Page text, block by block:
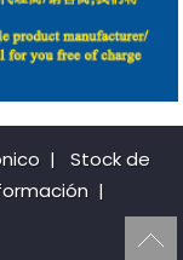
|
Stock de
|